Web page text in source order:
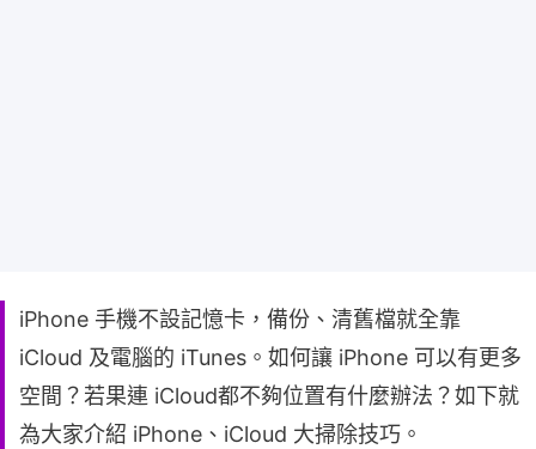
iPhone 手機不設記憶卡，備份、清舊檔就全靠
iCloud 及電腦的 iTunes。如何讓 iPhone 可以有更多
空間？若果連 iCloud都不夠位置有什麼辦法？如下就
為大家介紹 iPhone、iCloud 大掃除技巧。